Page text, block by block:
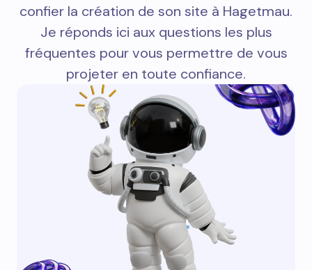
confier la création de son site à Hagetmau.
Je réponds ici aux questions les plus
fréquentes pour vous permettre de vous
projeter en toute confiance.